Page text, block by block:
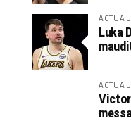
Luka
Victor